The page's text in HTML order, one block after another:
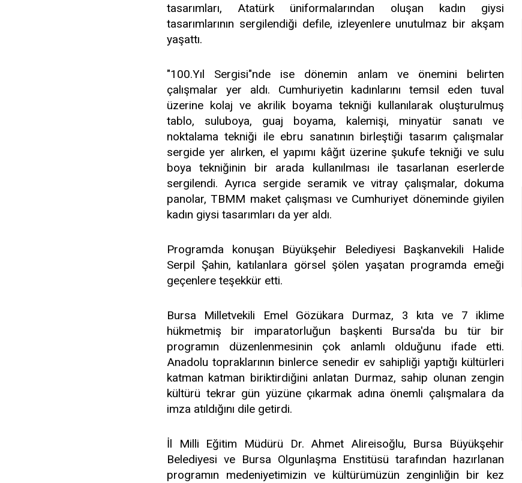
tasarımları, Atatürk üniformalarından oluşan kadın giysi
tasarımlarının sergilendiği defile, izleyenlere unutulmaz bir akşam
yaşattı.
"100.Yıl Sergisi"nde ise dönemin anlam ve önemini belirten
çalışmalar yer aldı. Cumhuriyetin kadınlarını temsil eden tuval
üzerine kolaj ve akrilik boyama tekniği kullanılarak oluşturulmuş
tablo, suluboya, guaj boyama, kalemişi, minyatür sanatı ve
noktalama tekniği ile ebru sanatının birleştiği tasarım çalışmalar
sergide yer alırken, el yapımı kâğıt üzerine şukufe tekniği ve sulu
boya tekniğinin bir arada kullanılması ile tasarlanan eserlerde
sergilendi. Ayrıca sergide seramik ve vitray çalışmalar, dokuma
panolar, TBMM maket çalışması ve Cumhuriyet döneminde giyilen
kadın giysi tasarımları da yer aldı.
Programda konuşan Büyükşehir Belediyesi Başkanvekili Halide
Serpil Şahin, katılanlara görsel şölen yaşatan programda emeği
geçenlere teşekkür etti.
Bursa Milletvekili Emel Gözükara Durmaz, 3 kıta ve 7 iklime
hükmetmiş bir imparatorluğun başkenti Bursa'da bu tür bir
programın düzenlenmesinin çok anlamlı olduğunu ifade etti.
Anadolu topraklarının binlerce senedir ev sahipliği yaptığı kültürleri
katman katman biriktirdiğini anlatan Durmaz, sahip olunan zengin
kültürü tekrar gün yüzüne çıkarmak adına önemli çalışmalara da
imza atıldığını dile getirdi.
İl Milli Eğitim Müdürü Dr. Ahmet Alireisoğlu, Bursa Büyükşehir
Belediyesi ve Bursa Olgunlaşma Enstitüsü tarafından hazırlanan
programın medeniyetimizin ve kültürümüzün zenginliğin bir kez